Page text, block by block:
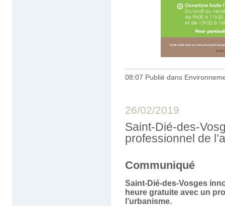
08:07 Publié dans
26/02/2019
Saint-Dié-des-
professionnel de
Communiqué
Saint-Dié-des-Vosges
heure gratuite avec un
l’urbanisme.